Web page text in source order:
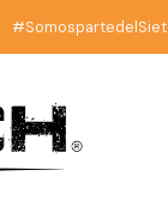
Storni - Oso de
de